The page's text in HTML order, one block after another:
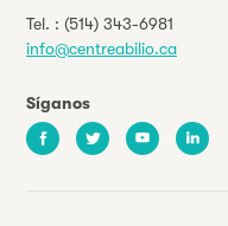
Tel. : (514) 343-6981
info@centreabilio.ca
Síganos
FacebookTwitter YoutubeLinkedIn